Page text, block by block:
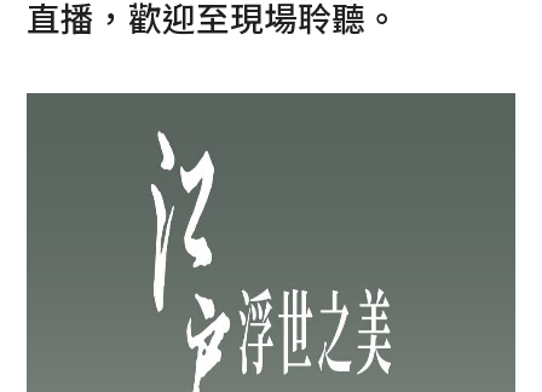
直播，歡迎至現場聆聽。